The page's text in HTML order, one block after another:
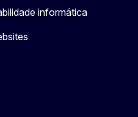
informática